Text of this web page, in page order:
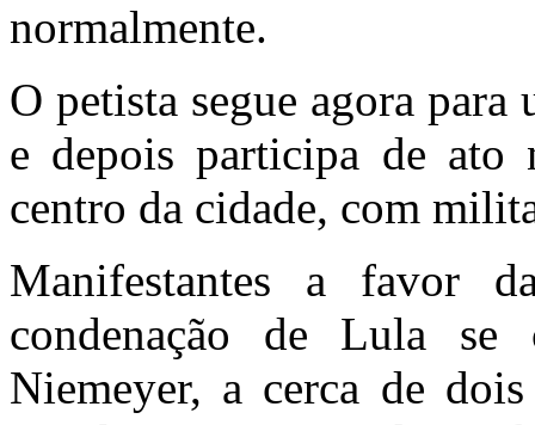
normalmente.
O petista segue agora
e depois participa de ato
centro da cidade, com
Manifestantes a favor
condenação de Lula se
Niemeyer, a cerca de